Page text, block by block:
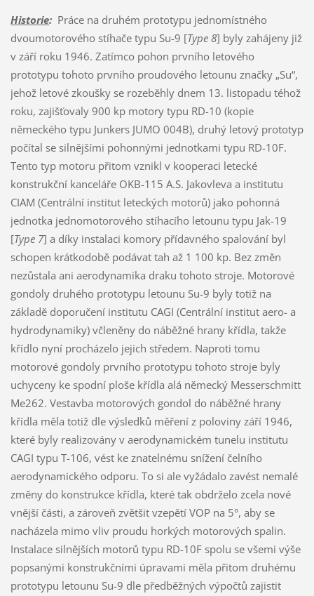
Historie:Práce na druhém prototypu jednomístného
dvoumotorového stíhače typu Su-9 [Type 8] byly zahájeny již
v září roku 1946. Zatímco pohon prvního letového
prototypu tohoto prvního proudového letounu značky „Su“,
jehož letové zkoušky se rozeběhly dnem 13. listopadu téhož
roku, zajišťovaly 900 kp motory typu RD-10 (kopie
německého typu Junkers JUMO 004B), druhý letový prototyp
počítal se silnějšími pohonnými jednotkami typu RD-10F.
Tento typ motoru přitom vznikl v kooperaci letecké
konstrukční kanceláře OKB-115 A.S. Jakovleva a institutu
CIAM (Centrální institut leteckých motorů) jako pohonná
jednotka jednomotorového stíhacího letounu typu Jak-19
[Type 7] a díky instalaci komory přídavného spalování byl
schopen krátkodobě podávat tah až 1 100 kp. Bez změn
nezůstala ani aerodynamika draku tohoto stroje. Motorové
gondoly druhého prototypu letounu Su-9 byly totiž na
základě doporučení institutu CAGI (Centrální institut aero- a
hydrodynamiky) včleněny do náběžné hrany křídla, takže
křídlo nyní procházelo jejich středem. Naproti tomu
motorové gondoly prvního prototypu tohoto stroje byly
uchyceny ke spodní ploše křídla alá německý Messerschmitt
Me262. Vestavba motorových gondol do náběžné hrany
křídla měla totiž dle výsledků měření z poloviny září 1946,
které byly realizovány v aerodynamickém tunelu institutu
CAGI typu T-106, vést ke znatelnému snížení čelního
aerodynamického odporu. To si ale vyžádalo zavést nemalé
změny do konstrukce křídla, které tak obdrželo zcela nové
vnější části, a zároveň zvětšit vzepětí VOP na 5°, aby se
nacházela mimo vliv proudu horkých motorových spalin.
Instalace silnějších motorů typu RD-10F spolu se všemi výše
popsanými konstrukčními úpravami měla přitom druhému
prototypu letounu Su-9 dle předběžných výpočtů zajistit